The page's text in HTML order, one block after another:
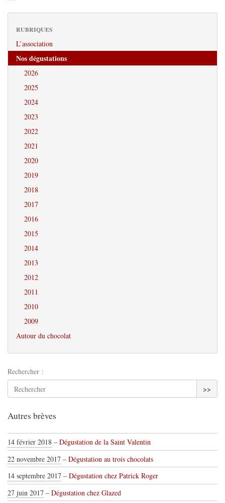
RUBRIQUES
L’association
Nos dégustations
2026
2025
2024
2023
2022
2021
2020
2019
2018
2017
2016
2015
2014
2013
2012
2011
2010
2009
Autour du chocolat
Rechercher :
>>
Autres brèves
14 février 2018 – Dégustation de la Saint Valentin
22 novembre 2017 – Dégustation au trois chocolats
14 septembre 2017 – Dégustation chez Patrick Roger
27 juin 2017 – Dégustation chez Glazed